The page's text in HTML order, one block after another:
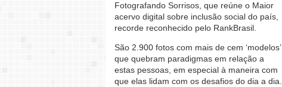
Fotografando Sorrisos, que reúne o Maior
acervo digital sobre inclusão social do país,
recorde reconhecido pelo RankBrasil.
São 2.900 fotos com mais de cem ‘modelos’,
que quebram paradigmas em relação a
estas pessoas, em especial à maneira com
que elas lidam com os desafios do dia a dia.